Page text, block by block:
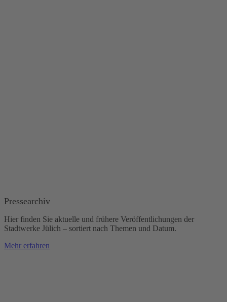
Pressearchiv
Hier finden Sie aktuelle und frühere Veröffentlichungen der
Stadtwerke Jülich – sortiert nach Themen und Datum.
Mehr erfahren